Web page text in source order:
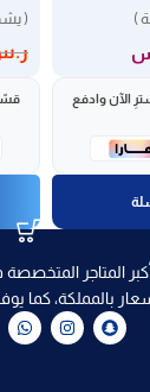
)
الآن وادفع
(
المتاجر
بالمملكة، كما